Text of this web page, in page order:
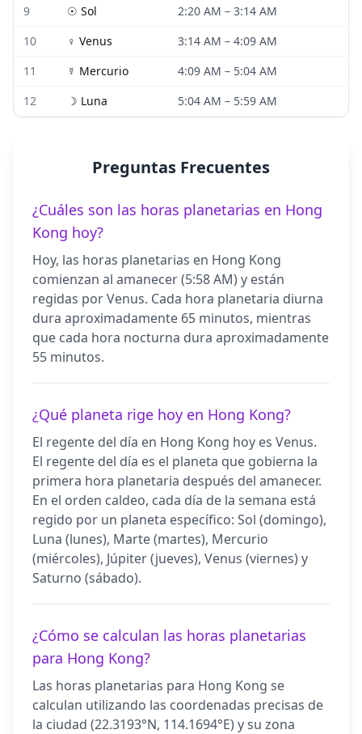
9 ☉ Sol 2:20 AM – 3:14 AM
10
♀ Venus 3:14 AM – 4:09 AM
11
☿ Mercurio 4:09 AM – 5:04 AM
12
☽ Luna 5:04 AM – 5:59 AM
Preguntas Frecuentes
¿Cuáles son las horas planetarias en Hong
Kong hoy?
Hoy, las horas planetarias en Hong Kong
comienzan al amanecer (5:58 AM) y están
regidas por Venus. Cada hora planetaria diurna
dura aproximadamente 65 minutos, mientras
que cada hora nocturna dura aproximadamente
55 minutos.
¿Qué planeta rige hoy en Hong Kong?
El regente del día en Hong Kong hoy es Venus.
El regente del día es el planeta que gobierna la
primera hora planetaria después del amanecer.
En el orden caldeo, cada día de la semana está
regido por un planeta específico: Sol (domingo),
Luna (lunes), Marte (martes), Mercurio
(miércoles), Júpiter (jueves), Venus (viernes) y
Saturno (sábado).
¿Cómo se calculan las horas planetarias
para Hong Kong?
Las horas planetarias para Hong Kong se
calculan utilizando las coordenadas precisas de
la ciudad (22.3193°N, 114.1694°E) y su zona